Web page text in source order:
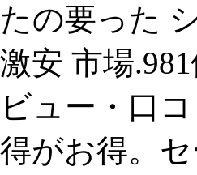
たの要った
激安 市場
ビュー・口
得がお得。